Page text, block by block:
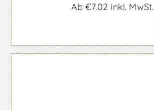
Ab €7,02 inkl. MwSt.